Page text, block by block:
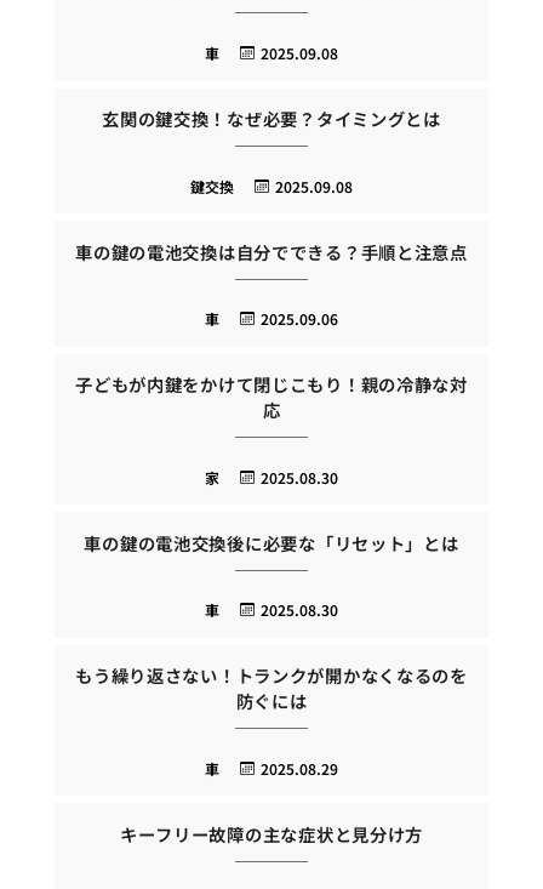
2025.09.08
車
玄関の鍵交換！なぜ必要？タイミングとは
2025.09.08
鍵交換
車の鍵の電池交換は自分でできる？手順と注意点
2025.09.06
車
子どもが内鍵をかけて閉じこもり！親の冷静な対
応
2025.08.30
家
車の鍵の電池交換後に必要な「リセット」とは
2025.08.30
車
もう繰り返さない！トランクが開かなくなるのを
防ぐには
2025.08.29
車
キーフリー故障の主な症状と見分け方